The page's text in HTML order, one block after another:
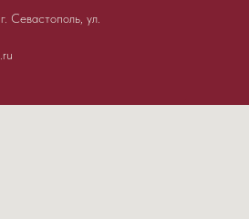
Севастополь, ул.